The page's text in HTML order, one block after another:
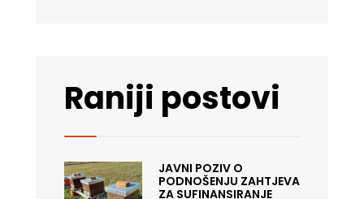
Raniji postovi
JAVNI POZIV O
PODNOŠENJU ZAHTJEVA
ZA SUFINANSIRANJE